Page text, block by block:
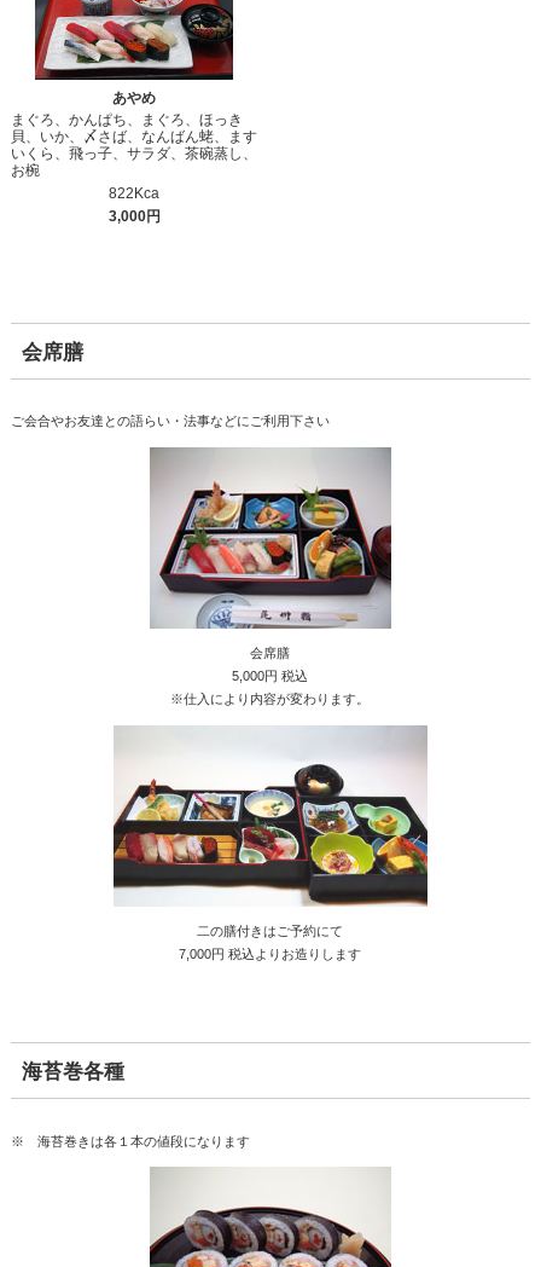
あやめ
まぐろ、かんぱち、まぐろ、ほっき
貝、いか、〆さば、なんばん蛯、ます
いくら、飛っ子、サラダ、茶碗蒸し、
お椀
822Kca
3,000円
会席膳
ご会合やお友達との語らい・法事などにご利用下さい
会席膳
5,000円 税込
※仕入により内容が変わります。
二の膳付きはご予約にて
7,000円 税込よりお造りします
海苔巻各種
※ 海苔巻きは各１本の値段になります